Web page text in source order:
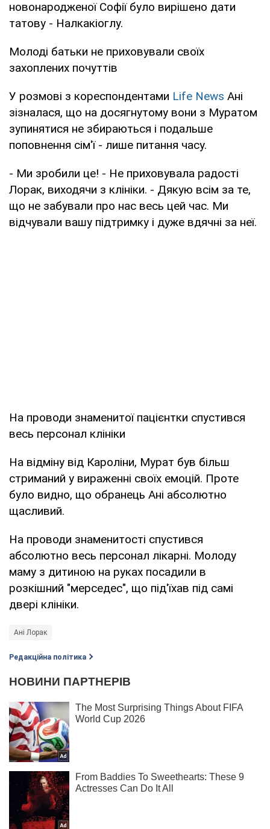
новонародженої Софії було вирішено дати
татову - Налкакіоглу.
Молоді батьки не приховували своїх
захоплених почуттів
У розмові з кореспондентами Life News Ані
зізналася, що на досягнутому вони з Муратом
зупинятися не збираються і подальше
поповнення сім'ї - лише питання часу.
- Ми зробили це! - Не приховувала радості
Лорак, виходячи з клініки. - Дякую всім за те,
що не забували про нас весь цей час. Ми
відчували вашу підтримку і дуже вдячні за неї.
На проводи знаменитої пацієнтки спустився
весь персонал клініки
На відміну від Кароліни, Мурат був більш
стриманий у вираженні своїх емоцій. Проте
було видно, що обранець Ані абсолютно
щасливий.
На проводи знаменитості спустився
абсолютно весь персонал лікарні. Молоду
маму з дитиною на руках посадили в
розкішний "мерседес", що під'їхав під самі
двері клініки.
Ані Лорак
Редакційна політика